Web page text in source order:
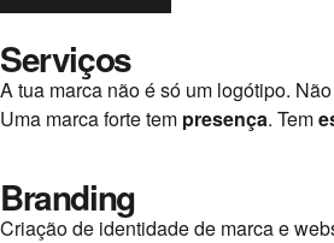
Serviços
A tua marca não é só um logótipo.
Uma marca forte tem presença. Tem
Branding
Criação de identidade de marca e